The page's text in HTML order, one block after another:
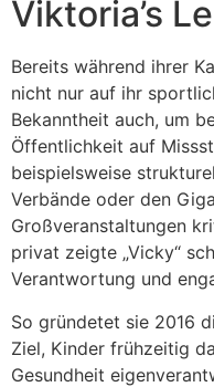
Viktoria’s
Bereits während ihrer
nicht nur auf ihr
Bekanntheit auch, um
Öffentlichkeit auf
beispielsweise
Verbände oder den
Großveranstaltungen
privat zeigte „Vicky“
Verantwortung und
So gründetet sie 2016
Ziel, Kinder frühzeitig
Gesundheit